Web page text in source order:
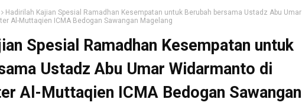
Hadirilah Kajian Spesial Ramadhan Kesempatan untuk Berubah bersama Ustadz Abu Umar
Al-Muttaqien ICMA Bedogan Sawangan Magelang
Spesial Ramadhan Kesempatan untuk
Ustadz Abu Umar Widarmanto di
Al-Muttaqien ICMA Bedogan Sawangan